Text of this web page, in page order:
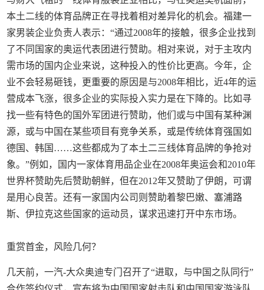
本土二线的体育品牌正在寻找着相对差异化的机会。福建一
家男装企业负责人表示：“通过2008年的接触，很多企业找到
了不同国家的奥运代表团进行赞助。相对来说，对于主攻内
需市场的国内企业来说，这种投入的性价比更高。今年，企
业不会轻易砸钱，更重要的原因是与2008年相比，近4年的运
营成本飞涨，很多企业的实际投入实力是在下降的。比如寻
找一些有特色的国外军团进行赞助，他们或与中国有某种渊
源，或与中国在某些项目有竞争关系，或是传统体育强国如
德国、韩国……这些都成为了本土二三线体育品牌的争抢对
象。”例如，国内一家体育用品企业在2008年奥运会和2010年
世界杯赞助先后赞助朝鲜，但在2012年又赞助了伊朗，可谓
是用心良苦。还有一家国内公司则赞助着黎巴嫩、塞浦路
斯、伊拉克这些国家的运动员，谋求迅速打开中东市场。
重赏首金，风险几何？
几天前，一汽-大众奥迪专门召开了“进取，与中国之队同行”